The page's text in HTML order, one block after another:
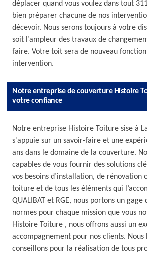
déplacer quand vous voulez dans tout
bien préparer chacune de nos
décevoir. Nous serons toujours à votre
soit l’ampleur des travaux de
faire. Votre toit sera de nouveau
intervention.
Notre entreprise de couverture Histoire
votre confiance
Notre entreprise Histoire Toiture sise à
s'appuie sur un savoir-faire et une
ans dans le domaine de la couverture.
capables de vous fournir des solutions
vos besoins d’installation, de rénovation
toiture et de tous les éléments qui
QUALIBAT et RGE, nous portons un gage
normes pour chaque mission que vous
Histoire Toiture , nous offrons aussi un
accompagnement pour nos clients. Nous
conseillons pour la réalisation de tous